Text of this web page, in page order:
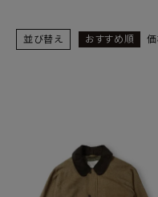
ご利用ガイド
OFFICIAL WEB SITE
並び替え おすすめ順